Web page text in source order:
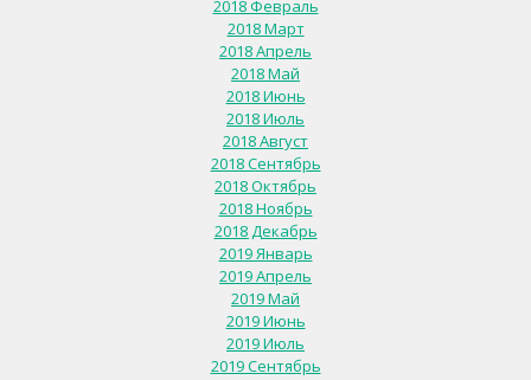
2018 Февраль
2018 Март
2018 Апрель
2018 Май
2018 Июнь
2018 Июль
2018 Август
2018 Сентябрь
2018 Октябрь
2018 Ноябрь
2018 Декабрь
2019 Январь
2019 Апрель
2019 Май
2019 Июнь
2019 Июль
2019 Сентябрь